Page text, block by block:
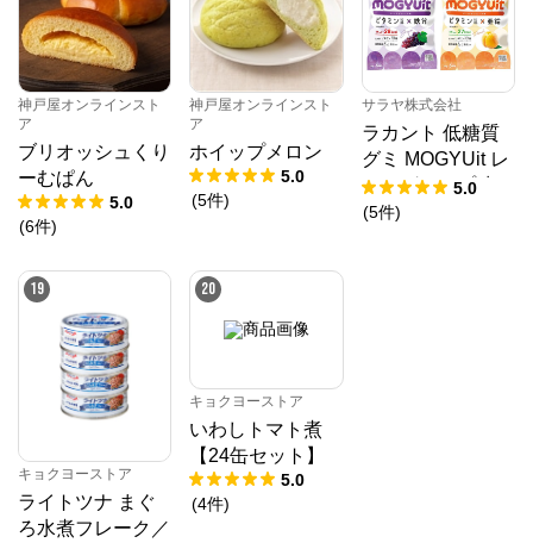
神戸屋オンラインスト
ア
ブリオッシュくり
ーむぱん
5.0
(6件)
神戸屋オンラインスト
ア
ホイップメロン
5.0
(5件)
サラヤ株式会社
ラカント 低糖質
グミ MOGYUit レ
ッドグレープ味＆
ゴールデンピーチ
5.0
(5件)
19
キョクヨーストア
ライトツナ まぐ
ろ水煮フレーク／
20
キョクヨーストア
いわしトマト煮
【24缶セット】
5.0
(4件)